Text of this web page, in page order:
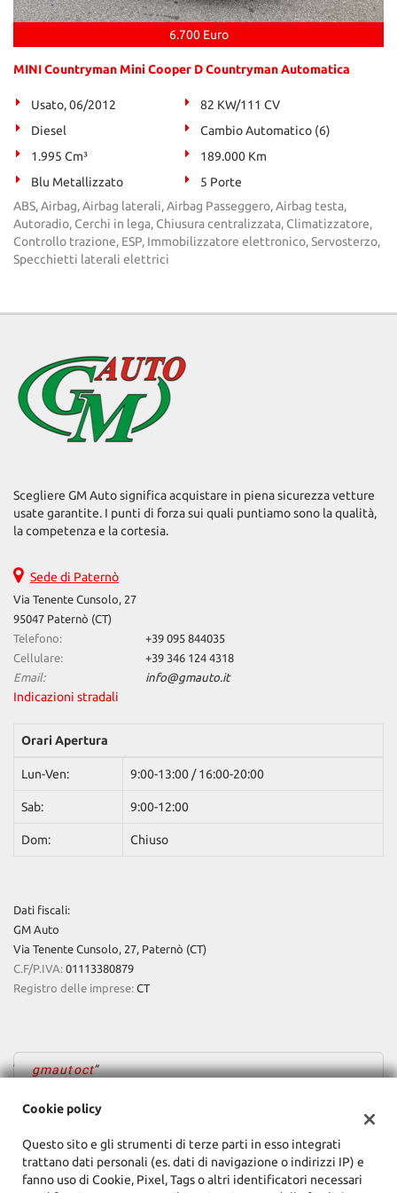
6.700 Euro
MINI Countryman Mini Cooper D Countryman Automatica
Usato, 06/2012
82 KW/111 CV
Diesel
Cambio Automatico (6)
1.995 Cm³
189.000 Km
Blu Metallizzato
5 Porte
ABS, Airbag, Airbag laterali, Airbag Passeggero, Airbag testa,
Autoradio, Cerchi in lega, Chiusura centralizzata, Climatizzatore,
Controllo trazione, ESP, Immobilizzatore elettronico, Servosterzo,
Specchietti laterali elettrici
Scegliere GM Auto significa acquistare in piena sicurezza vetture
usate garantite. I punti di forza sui quali puntiamo sono la qualità,
la competenza e la cortesia.
Sede di Paternò
Via Tenente Cunsolo, 27
95047 Paternò (CT)
Telefono:
+39 095 844035
Cellulare:
+39 346 124 4318
Email:
info@gmauto.it
Indicazioni stradali
Orari Apertura
Lun-Ven: 9:00-13:00 / 16:00-20:00
Sab: 9:00-12:00
Dom: Chiuso
Dati fiscali:
GM Auto
Via Tenente Cunsolo, 27, Paternò (CT)
C.F/P.IVA: 01113380879
Registro delle imprese: CT
gmautoct
Cookie policy
Questo sito e gli strumenti di terze parti in esso integrati
trattano dati personali (es. dati di navigazione o indirizzi IP) e
fanno uso di Cookie, Pixel, Tags o altri identificatori necessari
Cookie necessari
Cookie delle preferenze
Cookie per il miglioramento dell'esperienza utente
Cookie analitici
Cookie di marketing
Leggi
policy
Salva
le
impostazioni